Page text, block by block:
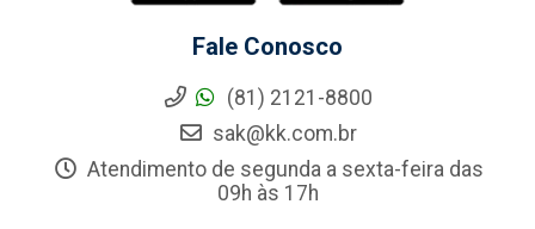
Fale Conosco
(81) 2121-8800
sak@kk.com.br
Atendimento de segunda a sexta-feira das
09h às 17h